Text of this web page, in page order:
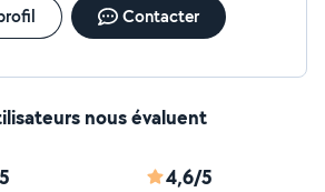
Contacter
nous évaluent
4,6/5